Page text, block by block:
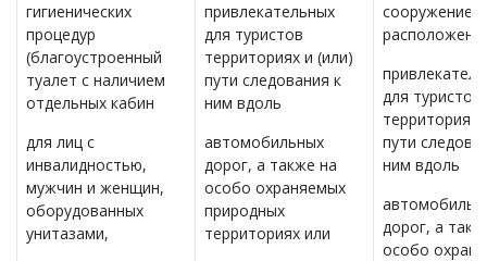
гигиенических
процедур
(благоустроенный
туалет с наличием
отдельных кабин
для лиц с
инвалидностью,
мужчин и женщин,
оборудованных
унитазами,
привлекательных
для туристов
территориях и (или)
пути следования к
ним вдоль
автомобильных
дорог, а также на
особо охраняемых
природных
территориях или
сооружение,
для туристов
территориях
пути
ним вдоль
дорог, а
особо